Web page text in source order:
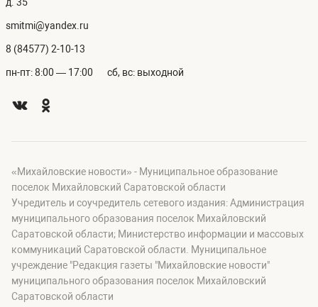
smitmi@yandex.ru
8 (84577) 2-10-13
пн-пт: 8:00 — 17:00 сб, вс: выходной
«Михайловские новости» - Муниципальное образование
поселок Михайловский Саратовской области
Учредитель и соучредитель сетевого издания: Администрация
муниципального образования поселок Михайловский
Саратовской области; Министерство информации и массовых
коммуникаций Саратовской области. Муниципальное
учреждение "Редакция газеты "Михайловские новости"
муниципального образования поселок Михайловский
Саратовской области